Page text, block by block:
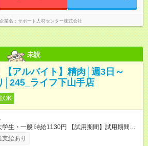
業名 サポート人材センター株式会社
未読
【アルバイト】精肉│週3日～
│245_ライフ下山手店
OK
給あり